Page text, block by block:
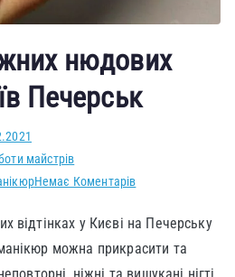
нюдових
Печерськ
майстрів
Немає Коментарів
відтінках у Києві на Печерську
можна прикрасити та